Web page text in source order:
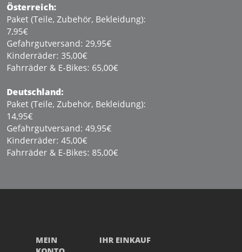
Österreich:
Paket (Teile, Zubehör, Bekleidung):
7,95€
Gefahrgutversand: 29,95€
Kinderräder: 35,00€
Fahrräder & E-Bikes: 65,00€
Deutschland:
Paket (Teile, Zubehör, Bekleidung):
14,95€
Gefahrgutversand: 49,95€
Kinderräder: 45,00€
Fahrräder & E-Bikes: 85,00€
MEIN
IHR EINKAUF